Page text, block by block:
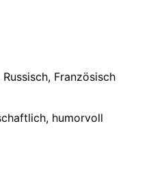
Französisch
humorvoll